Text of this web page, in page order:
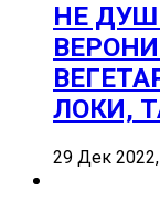
НЕ
ЛОКИ,
29 Дек